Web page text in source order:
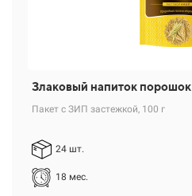
Злаковый напиток
Пакет с ЗИП застежкой, 100 г
24 шт.
18 мес.